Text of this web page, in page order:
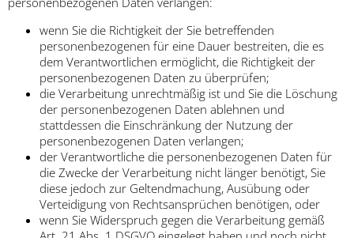
wenn Sie die Richtigkeit der Sie betreffenden
personenbezogenen für eine Dauer bestreiten, die es
dem Verantwortlichen ermöglicht, die Richtigkeit der
personenbezogenen Daten zu überprüfen;
die Verarbeitung unrechtmäßig ist und Sie die Löschung
der personenbezogenen Daten ablehnen und
stattdessen die Einschränkung der Nutzung der
personenbezogenen Daten verlangen;
der Verantwortliche die personenbezogenen Daten für
die Zwecke der Verarbeitung nicht länger benötigt, Sie
diese jedoch zur Geltendmachung, Ausübung oder
Verteidigung von Rechtsansprüchen benötigen, oder
wenn Sie Widerspruch gegen die Verarbeitung gemäß